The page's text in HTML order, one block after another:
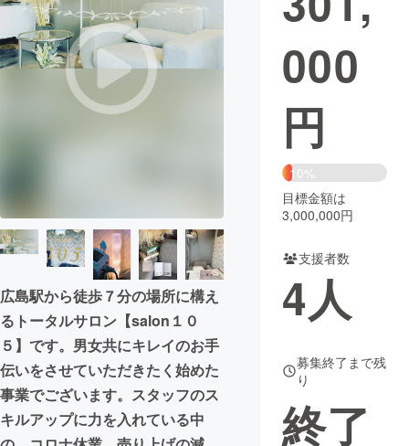
映像・映画 書籍・雑誌
ビジネス・起業 チャレンジ
まちづくり・地域活性化
CAMPFIRE Creation
コミュニティ
広島駅から徒歩７分の場所に構え
るトータルサロン【salon１０
５】です。男女共にキレイのお手
伝いをさせていただきたく始めた
事業でございます。スタッフのス
キルアップに力を入れている中
000
円
10%
目標金額は
3,000,000円
支援者数
4人
募集終了まで残
り
終了